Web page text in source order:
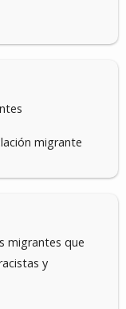
migrante
migrantes que
y